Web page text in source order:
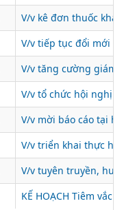
V/v kê đơn thuốc
V/v tiếp tục đổi mới
V/v tăng cường giám
V/v tổ chức hội nghị
V/v mời báo cáo tại
V/v triển khai thực
V/v tuyên truyền,
KẾ HOẠCH Tiêm vắc